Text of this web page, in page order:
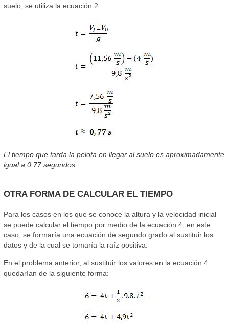
suelo, se utiliza la ecuación 2.
El tiempo que tarda la pelota en llegar al suelo es aproximadamente
igual a 0,77 segundos.
OTRA FORMA DE CALCULAR EL TIEMPO
Para los casos en los que se conoce la altura y la velocidad inicial
se puede calcular el tiempo por medio de la ecuación 4, en este
caso, se formaría una ecuación de segundo grado al sustituir los
datos y de la cual se tomaría la raíz positiva.
En el problema anterior, al sustituir los valores en la ecuación 4
quedarían de la siguiente forma: